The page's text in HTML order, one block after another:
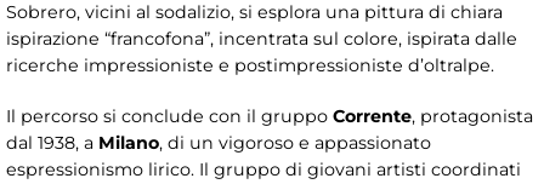
Sobrero, vicini al sodalizio, si esplora una pittura di chiara
ispirazione “francofona”, incentrata sul colore, ispirata dalle
ricerche impressioniste e postimpressioniste d’oltralpe.
Il percorso si conclude con il gruppo Corrente, protagonista
dal 1938, a Milano, di un vigoroso e appassionato
espressionismo lirico. Il gruppo di giovani artisti coordinati